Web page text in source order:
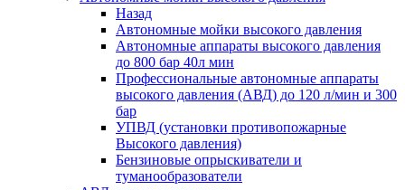
Назад
Автономные мойки высокого давления
Автономные аппараты высокого давления
до 800 бар 40л мин
Профессиональные автономные аппараты
высокого давления (АВД) до 120 л/мин и 300
бар
УПВД (установки противопожарные
Высокого давления)
Бензиновые опрыскиватели и
туманообразователи